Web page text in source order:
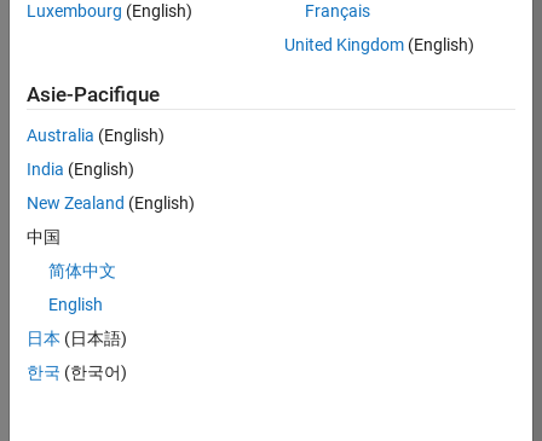
FR-
Résumé
du
poste
Are you
about
state-of-
the-art
Do you
Luxembourg (English)
Français
United Kingdom(English)
Asie-Pacifique
Australia (English)
India (English)
New Zealand (English)
中国
简体中文
English
日本 (日本語)
한국 (한국어)